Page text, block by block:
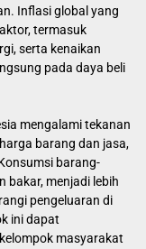
Inflasi global yang
termasuk
serta kenaikan
pada daya beli
mengalami tekanan
barang dan jasa,
barang-
bakar, menjadi lebih
pengeluaran di
ini dapat
masyarakat